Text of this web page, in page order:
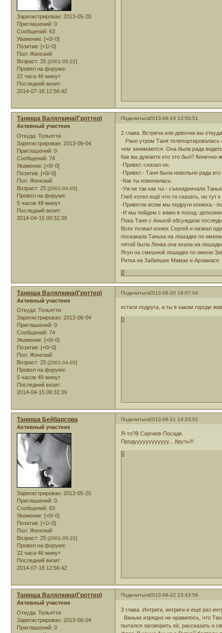
Зарегистрирован: 2013-05-20
Приглашений: 0
Сообщений: 63
Уважение: [+0/-0]
Позитив: [+1/-0]
Пол: Женский
Возраст: 25 [2001-05-22]
Провел на форуме:
22 часа 46 минут
Последний визит:
2014-07-18 12:56:42
Поделиться2013-06-19 12:50:51
Танюша Валялкина(Гроттер)
Активный участник
Откуда: Тольятти
Зарегистрирован: 2013-06-04
Приглашений: 0
Сообщений: 74
Уважение: [+0/-0]
Позитив: [+0/-0]
Пол: Женский
Возраст: 25 [2001-04-05]
Провел на форуме:
5 часов 49 минут
Последний визит:
2014-04-15 09:32:39
2 глава. Встреча или девочки вы
Рано утром Таня телепортировалась
чем занимаются. Она была рада
Как вы думаете кто это был? Конечно-
-Привет.-сказал он.
-Привет.- Таня была невольно рада его
-Как ты изменилась.
-Уж не так как ты.- съехидничала
Глеб хотел ещё что-то сказать, но
-Приветик всем мы подруги конюха.-
-И мы пойдем с вами в поход.-
Пока Таня с Анькой обсуждали
Всех позвал конюх Сергей и назвал
поскакала Танька на лошадке по
пятой была Ленка она ехала на
Ягун на смешной лошадке по имени
Ритка на Забияшке Мамае и Арзамасе.
0
Поделиться2013-06-20 19:07:04
Танюша Валялкина(Гроттер)
Активный участник
Откуда: Тольятти
Зарегистрирован: 2013-06-04
Приглашений: 0
Сообщений: 74
Уважение: [+0/-0]
Позитив: [+0/-0]
Пол: Женский
Возраст: 25 [2001-04-05]
Провел на форуме:
5 часов 49 минут
Последний визит:
2014-04-15 09:32:39
кстати подруга, а ты в каком городе
0
Поделиться2013-06-21 14:23:02
Танюша Бейбарсова
Активный участник
Зарегистрирован: 2013-05-20
Приглашений: 0
Сообщений: 63
Уважение: [+0/-0]
Позитив: [+1/-0]
Пол: Женский
Возраст: 25 [2001-05-22]
Провел на форуме:
22 часа 46 минут
Последний визит:
2014-07-18 12:56:42
Я-то?В Сергиев-Посаде.
Продуууууууууууу....Круть!!!
0
Поделиться2013-06-22 23:43:56
Танюша Валялкина(Гроттер)
Активный участник
Откуда: Тольятти
Зарегистрирован: 2013-06-04
Приглашений: 0
3 глава. Интриги, интриги и ещё раз
Ваньке изрядно не нравилось, что
пытался заговорить её, рассказать о